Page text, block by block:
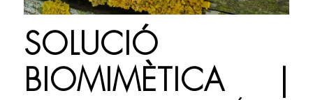
SOLUCIÓ
BIOMIMÈTICA |